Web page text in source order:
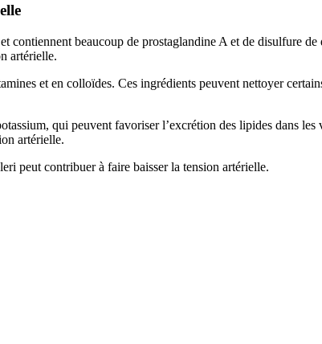
beaucoup de prostaglandine A et de disulfure
artérielle.
et en colloïdes. Ces ingrédients peuvent nettoyer
qui peuvent favoriser l’excrétion des lipides dans
artérielle.
peut contribuer à faire baisser la tension artérielle.